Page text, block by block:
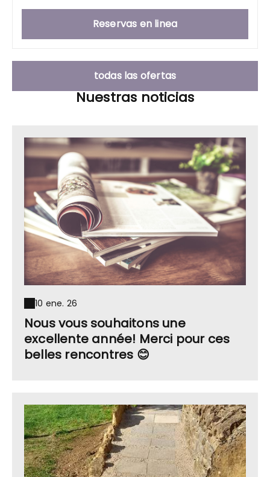
Reservas en linea
todas las ofertas
Nuestras noticias
10 ene. 26
Nous vous souhaitons une
excellente année! Merci pour ces
belles rencontres 😊